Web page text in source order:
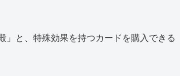
と、特殊効果を持つカードを購入できる